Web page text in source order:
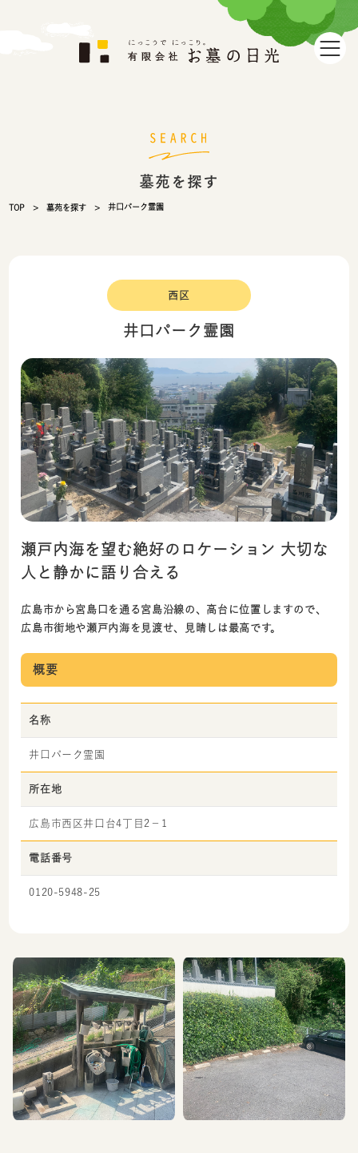
墓苑を探す
TOP 墓苑を探す 井口パーク霊園
西区
井口パーク霊園
瀬戸内海を望む絶好のロケーション 大切な
人と静かに語り合える
広島市から宮島口を通る宮島沿線の、高台に位置しますので、
広島市街地や瀬戸内海を見渡せ、見晴しは最高です。
概要
名称
井口パーク霊園
所在地
広島市西区井口台4丁目2－1
電話番号
0120-5948-25